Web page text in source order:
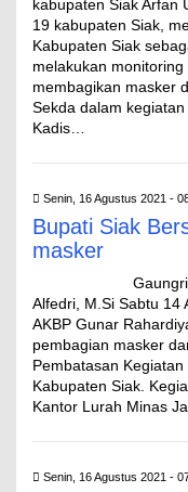
kabupaten Siak Arfan
19 kabupaten Siak,
Kabupaten Siak
melakukan
membagikan masker
Sekda dalam
Kadis…
Senin, 16 Agustus 2021 -
Bupati Siak
masker
Alfedri, M.Si Sabtu 14
AKBP Gunar
pembagian masker
Pembatasan
Kabupaten Siak.
Kantor Lurah Minas
Senin, 16 Agustus 2021 -